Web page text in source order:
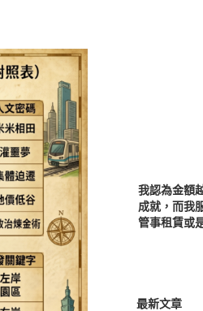
我認為金額
成就，而我
管事租賃或
最新文章